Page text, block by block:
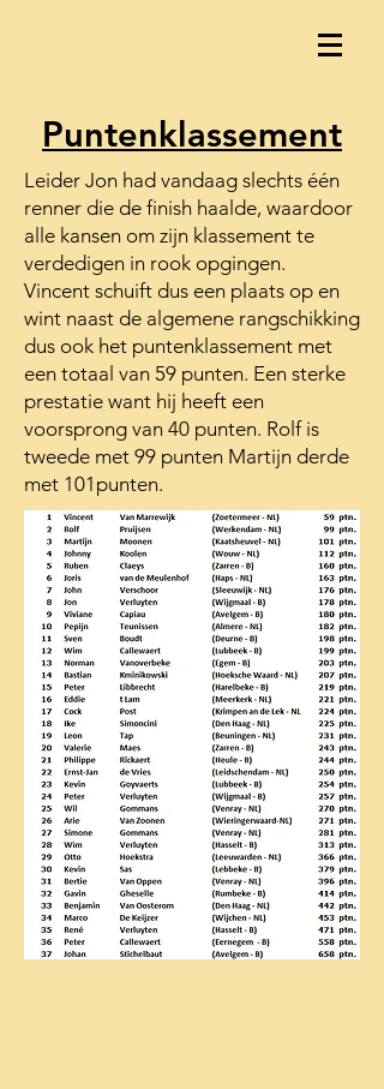
Puntenklassement
Leider Jon had vandaag slechts één
renner die de finish haalde, waardoor
alle kansen om zijn klassement te
verdedigen in rook opgingen.
Vincent schuift dus een plaats op en
wint naast de algemene rangschikking
dus ook het puntenklassement met
een totaal van 59 punten. Een sterke
prestatie want hij heeft een
voorsprong van 40 punten. Rolf is
tweede met 99 punten Martijn derde
met 101punten.